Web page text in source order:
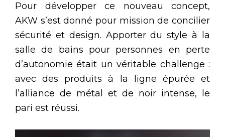
Pour développer ce nouveau concept,
AKW s’est donné pour mission de concilier
sécurité et design. Apporter du style à la
salle de bains pour personnes en perte
d’autonomie était un véritable challenge :
avec des produits à la ligne épurée et
l’alliance de métal et de noir intense, le
pari est réussi.